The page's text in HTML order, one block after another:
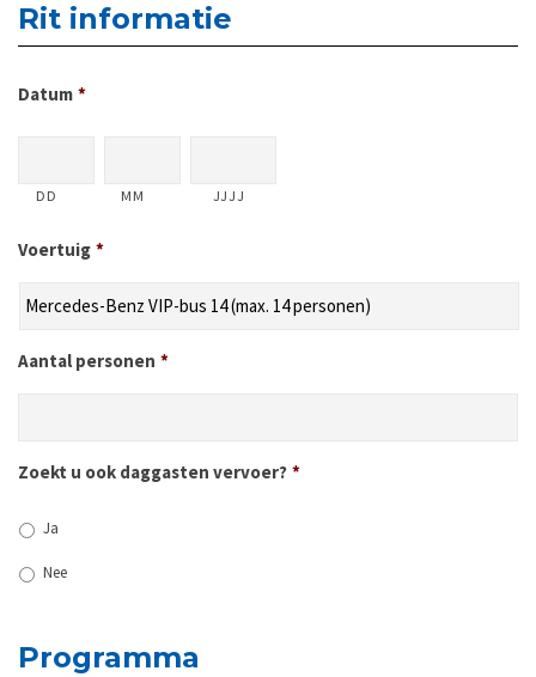
Rit informatie
Datum *
DD MM JJJJ
Voertuig *
Aantal personen *
Zoekt u ook daggasten vervoer? *
Ja
Nee
Programma